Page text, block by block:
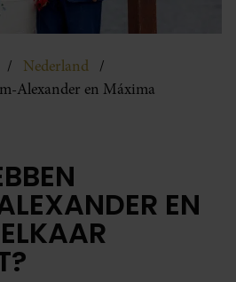
Nederland
Alexander en Máxima
EN